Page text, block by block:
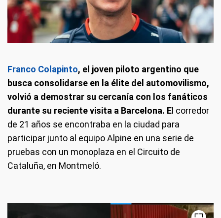
Franco Colapinto, el joven piloto argentino que
busca consolidarse en la élite del automovilismo,
volvió a demostrar su cercanía con los fanáticos
durante su reciente visita a Barcelona. E l corredor
de 21 años se encontraba en la ciudad para
participar junto al equipo Alpine en una serie de
pruebas con un monoplaza en el Circuito de
Cataluña, en Montmeló.